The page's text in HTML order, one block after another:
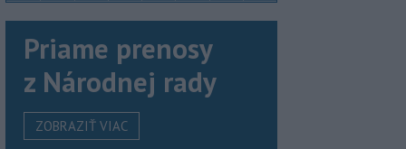
Priame prenosy
z Národnej rady
ZOBRAZIŤ VIAC